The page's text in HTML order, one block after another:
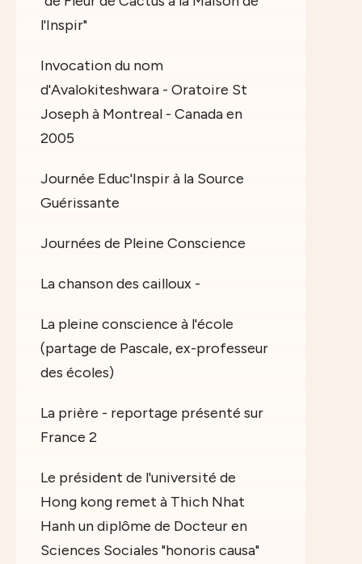
l'Inspir"
Invocation du nom
d'Avalokiteshwara - Oratoire St
Joseph à Montreal - Canada en
2005
Journée Educ'Inspir à la Source
Guérissante
Journées de Pleine Conscience
La chanson des cailloux -
La pleine conscience à l'école
(partage de Pascale, ex-professeur
des écoles)
La prière - reportage présenté sur
France 2
Le président de l'université de
Hong kong remet à Thich Nhat
Hanh un diplôme de Docteur en
Sciences Sociales "honoris causa"